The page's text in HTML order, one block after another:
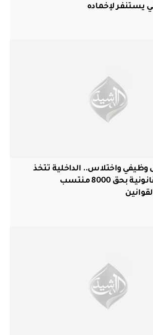
يستنفر لإخماده
وظيفي واختلاس.. الداخلية تتخذ
الإجراءات القانونية بحق 8000 منتسب